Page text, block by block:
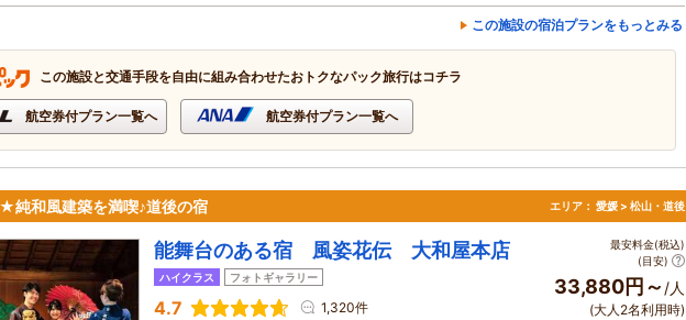
この施設の宿泊プランをもっとみる
この施設と交通手段を自由に組み合わせたおトクなパック旅行はコチラ
航空券付プラン一覧へ 航空券付プラン一覧へ
純和風建築を満喫♪道後の宿 エリア： 愛媛 > 松山・道後
能舞台のある宿 風姿花伝 大和屋本店
ハイクラス フォトギャラリー
4.7 1,320件
最安料金(税込)
(目安)
33,880円～ /人
(大人2名利用時)